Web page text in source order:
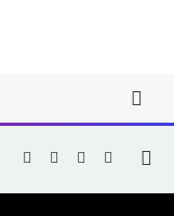
Facebook
X
(Twitter)
Instagram
YouTube